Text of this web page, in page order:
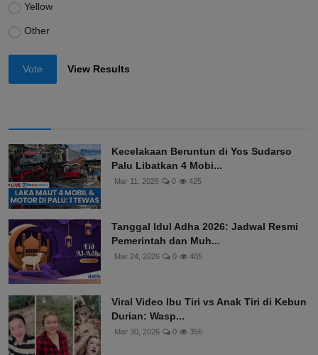
Yellow
Other
Vote View Results
Kecelakaan Beruntun di Yos Sudarso
Palu Libatkan 4 Mobi...
Mar 11, 2026 0 425
Tanggal Idul Adha 2026: Jadwal Resmi
Pemerintah dan Muh...
Mar 24, 2026 0 405
Viral Video Ibu Tiri vs Anak Tiri di Kebun
Durian: Wasp...
Mar 30, 2026 0 356